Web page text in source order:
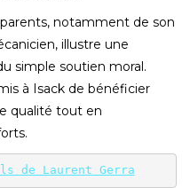
notamment de son
illustre une
simple soutien moral.
à Isack de bénéficier
qualité tout en
de Laurent Gerra